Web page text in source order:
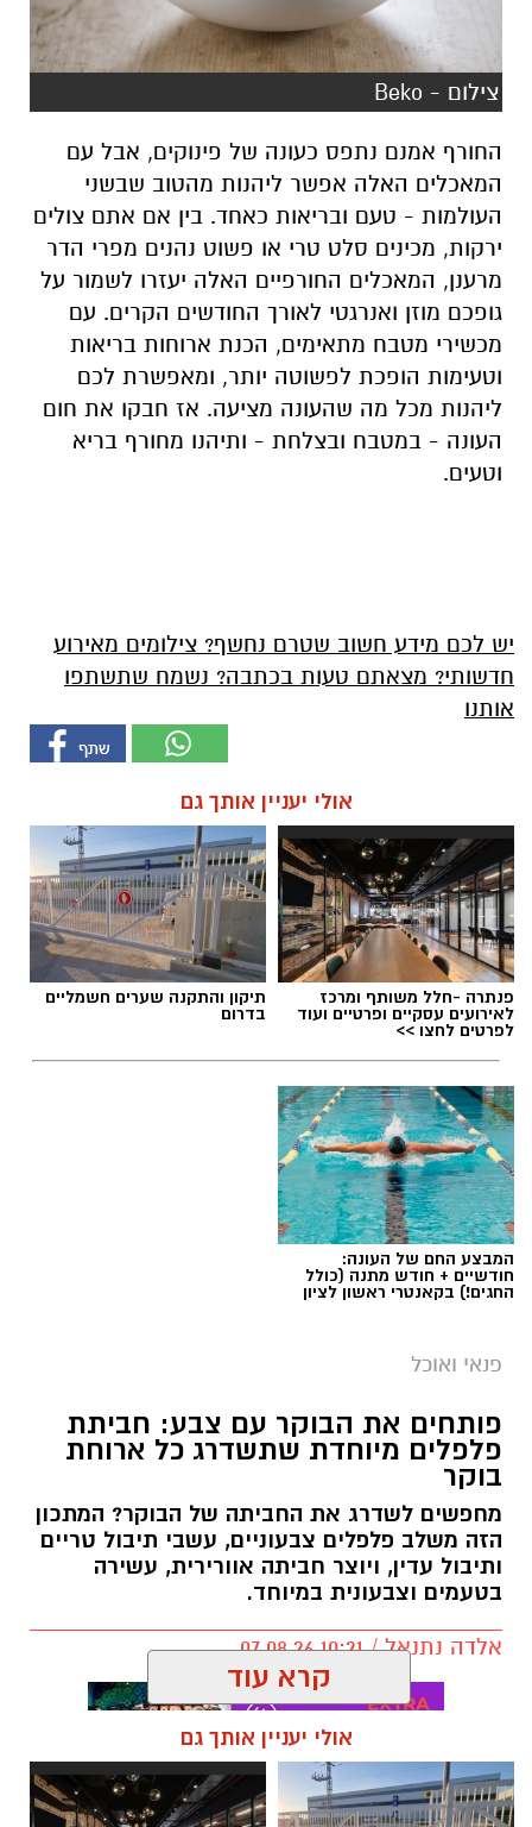
צילום - Beko
החורף אמנם נתפס כעונה של פינוקים, אבל עם
המאכלים האלה אפשר ליהנות מהטוב שבשני
העולמות - טעם ובריאות כאחד. בין אם אתם צולים
ירקות, מכינים סלט טרי או פשוט נהנים מפרי הדר
מרענן, המאכלים החורפיים האלה יעזרו לשמור על
גופכם מוזן ואנרגטי לאורך החודשים הקרים. עם
מכשירי מטבח מתאימים, הכנת ארוחות בריאות
וטעימות הופכת לפשוטה יותר, ומאפשרת לכם
ליהנות מכל מה שהעונה מציעה. אז חבקו את חום
העונה - במטבח ובצלחת - ותיהנו מחורף בריא
וטעים.
יש לכם מידע חשוב שטרם נחשף? צילומים מאירוע
חדשותי? מצאתם טעות בכתבה? נשמח שתשתפו
אותנו
אולי יעניין אותך גם
פנתרה -חלל משותף ומרכז
לאירועים עסקיים ופרטיים ועוד
לפרטים לחצו >>
תיקון והתקנה שערים חשמליים
בדרום
המבצע החם של העונה:
חודשיים + חודש מתנה (כולל
החגים!) בקאנטרי ראשון לציון
פנאי ואוכל
פותחים את הבוקר עם צבע: חביתת
פלפלים מיוחדת שתשדרג כל ארוחת
בוקר
מחפשים לשדרג את החביתה של הבוקר? המתכון
הזה משלב פלפלים צבעוניים, עשבי תיבול טריים
ותיבול עדין, ויוצר חביתה אוורירית, עשירה
בטעמים וצבעונית במיוחד.
אלדה נתנאל / 10:21 07.08.26
קרא עוד
אולי יעניין אותך גם